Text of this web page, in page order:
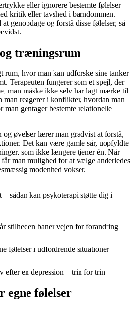
eller ignorere bestemte følelser –
kritik eller tavshed i barndommen.
genopdage og forstå disse følelser, så
træningsrum
rum, hvor man kan udforske sine tanker
Terapeuten fungerer som et spejl, der
man måske ikke selv har lagt mærke til.
man reagerer i konflikter, hvordan man
gentager bestemte relationelle
og øvelser lærer man gradvist at forstå,
Det kan være gamle sår, uopfyldte
som ikke længere tjener én. Når
man mulighed for at vælge anderledes
modenhed vokser.
sådan kan psykoterapi støtte dig i
stilheden baner vejen for forandring
følelser i udfordrende situationer
efter en depression – trin for trin
egne følelser